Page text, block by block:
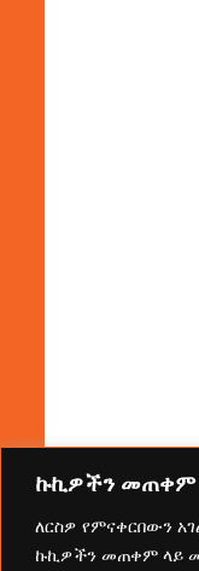
ኩኪዎችን መጠቀም
ለርስዎ የምናቀርበውን
ኩኪዎችን መጠቀም ላይ